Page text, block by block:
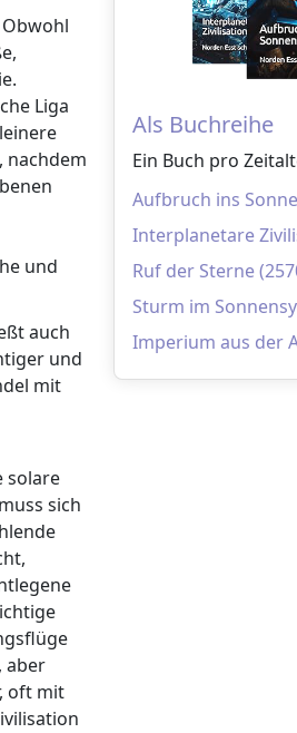
Liga
nachdem
und
auch
und
mit
solare
sich
aber
oft mit
Als Buchreihe
Ein Buch pro
Aufbruch ins
Interplanetare
Ruf der Sterne
Sturm im
Imperium aus der